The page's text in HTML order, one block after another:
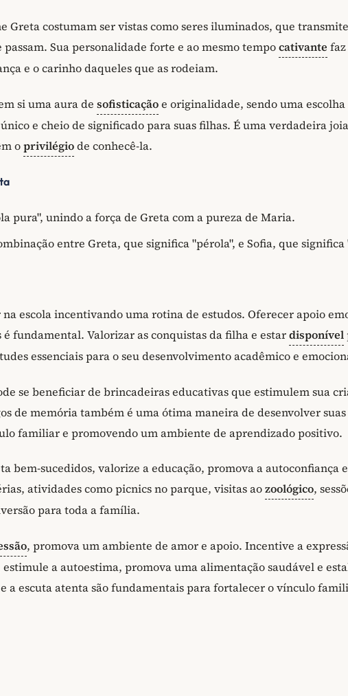
Greta costumam ser vistas como seres iluminados, que
Sua personalidade forte e ao mesmo tempocativante
e o carinho daqueles que as rodeiam.
si uma aura de sofisticaçãoe originalidade, sendo uma
e cheio de significado para suas filhas. É uma verdadeira
oprivilégiode conhecê-la.
pura", unindo a força de Greta com a pureza de Maria.
entre Greta, que significa "pérola", e Sofia, que significa
escola incentivando uma rotina de estudos. Oferecer apoio
é fundamental. Valorizar as conquistas da filha e estardisponível
essenciais para o seu desenvolvimento acadêmico e
se beneficiar de brincadeiras educativas que estimulem sua
de memória também é uma ótima maneira de desenvolver
familiar e promovendo um ambiente de aprendizado positivo.
bem-sucedidos, valorize a educação, promova a autoconfiança
atividades como picnics no parque, visitas aozoológico,
para toda a família.
, promova um ambiente de amor e apoio. Incentive a
a autoestima, promova uma alimentação saudável e
a escuta atenta são fundamentais para fortalecer o vínculo